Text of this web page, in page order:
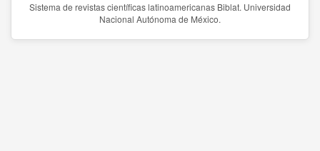
Sistema de revistas científicas latinoamericanas Biblat. Universidad
Nacional Autónoma de México.